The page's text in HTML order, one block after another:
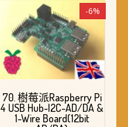
-6%
70. 樹莓派Raspberry Pi
4 USB Hub-I2C-AD/DA &
1-Wire Board(12bit